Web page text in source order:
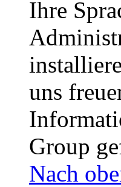
Ihre
uns
Group
Nach